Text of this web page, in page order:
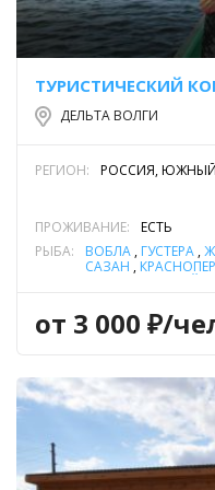
ТУРИСТИЧЕСКИЙ
ДЕЛЬТА ВОЛГИ
РЕГИОН: РОССИЯ, ЮЖНЫЙ
ПРОЖИВАНИЕ:
ЕСТЬ
РЫБА:
ВОБЛА , ГУСТЕРА ,
САЗАН ,
от 3 000 ₽/